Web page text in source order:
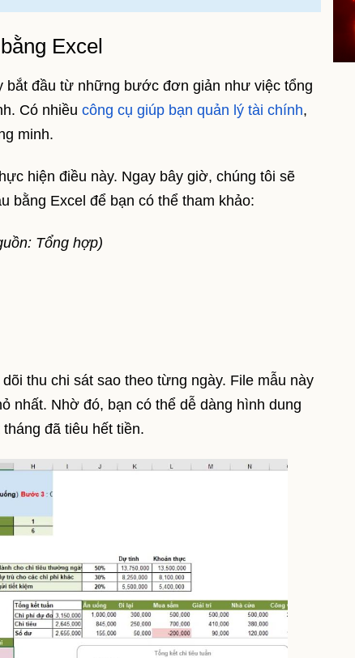
Excel
bắt đầu từ những bước đơn giản như việc tổng
Có nhiều công cụ giúp bạn quản lý tài chính,
minh.
hiện điều này. Ngay bây giờ, chúng tôi sẽ
bằng Excel để bạn có thể tham khảo:
Tổng hợp)
thu chi sát sao theo từng ngày. File mẫu này
nhất. Nhờ đó, bạn có thể dễ dàng hình dung
đã tiêu hết tiền.